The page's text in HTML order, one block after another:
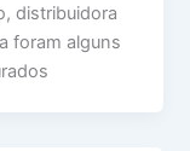
distribuidora
foram alguns